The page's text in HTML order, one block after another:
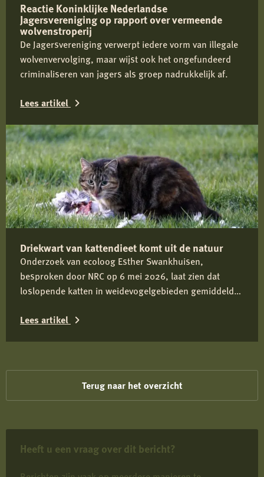
Heeft u een vraag over dit bericht?
Reactie Koninklijke Nederlandse
Jagersvereniging op rapport over vermeende
wolvenstroperij
De Jagersvereniging verwerpt iedere vorm van illegale
wolvenvervolging, maar wijst ook het ongefundeerd
criminaliseren van jagers als groep nadrukkelijk af.
Lees artikel
Lees
meer
over
Reactie
Koninklijke
Nederlandse
Jagersvereniging
rapport
over
vermeende
wolvenstroperij
Driekwart van kattendieet komt uit de natuur
Onderzoek van ecoloog Esther Swankhuisen,
besproken door NRC op 6 mei 2026, laat zien dat
loslopende katten in weidevogelgebieden gemiddeld
onderdeel zijn van het predatiedebat. Voor kwetsbare
Lees artikel
Driekwart
kattendieet
komt
Terug naar het overzicht